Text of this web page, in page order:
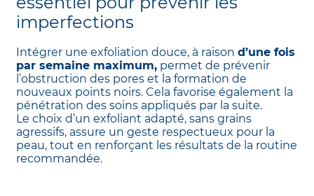
imperfections
Intégrer une exfoliation douce, à raison d’une fois
par semaine maximum, permet de prévenir
l’obstruction des pores et la formation de
nouveaux points noirs. Cela favorise également la
pénétration des soins appliqués par la suite.
Le choix d’un exfoliant adapté, sans grains
agressifs, assure un geste respectueux pour la
peau, tout en renforçant les résultats de la routine
recommandée.